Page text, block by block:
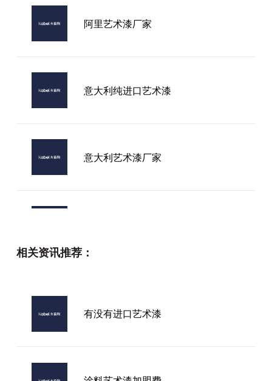
阿里艺术漆厂家
意大利纯进口艺术漆
意大利艺术漆厂家
相关资讯推荐：
有没有进口艺术漆